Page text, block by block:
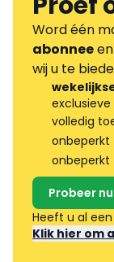
Word één
abonnee
wij u te
volledig
Probeer nu
Heeft u al
Klik hier om